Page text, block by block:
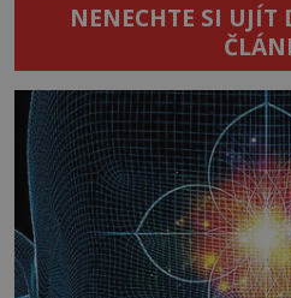
NENECHTE SI UJÍT